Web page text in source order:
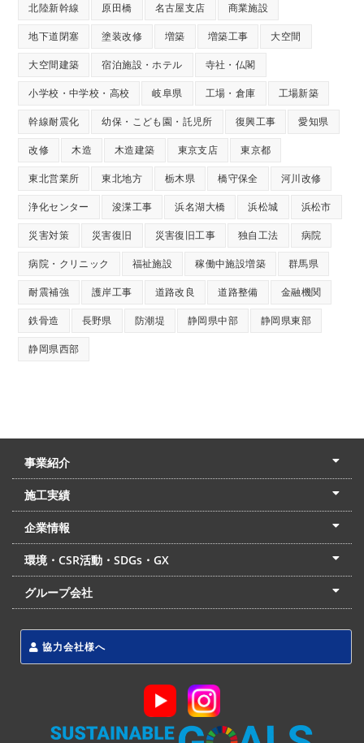
北陸新幹線 原田橋 名古屋支店 商業施設
地下道閉塞 塗装改修 増築 増築工事 大空間
大空間建築 宿泊施設・ホテル 寺社・仏閣
小学校・中学校・高校 岐阜県 工場・倉庫 工場新築
幹線耐震化 幼保・こども園・託児所 復興工事 愛知県
改修 木造 木造建築 東京支店 東京都
東北営業所 東北地方 栃木県 橋守保全 河川改修
浄化センター 浚渫工事 浜名湖大橋 浜松城 浜松市
災害対策 災害復旧 災害復旧工事 独自工法 病院
病院・クリニック 福祉施設 稼働中施設増築 群馬県
耐震補強 護岸工事 道路改良 道路整備 金融機関
鉄骨造 長野県 防潮堤 静岡県中部 静岡県東部
静岡県西部
事業紹介
土木本部
建築本部
PPP・PFI
リフォーム・リノベーション
中村建設の家
施工実績
土木部門
建築部門
リフォーム部門
住宅部門
名古屋支店
東京支店
企業情報
会社概要
経営理念
沿革
リクルート
最新情報
お問合せ
環境・CSR活動・SDGs・GX
LSS流動化処理工法
CSR・SDGs・GX
発電事業
次世代ZEBオフィス
グループ会社
協力会社様へ